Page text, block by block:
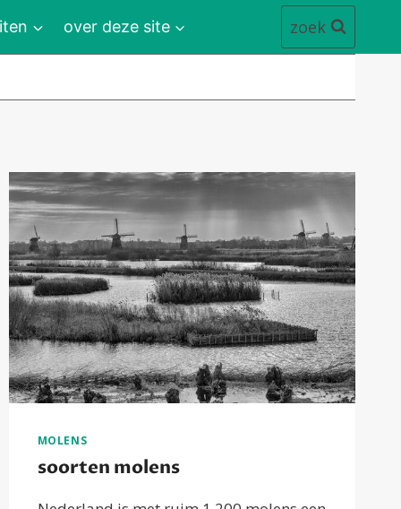
over deze site zoek
MOLENS
soorten molens